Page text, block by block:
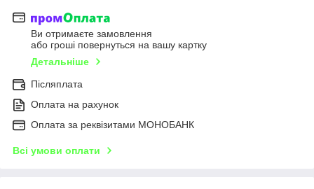
Ви отримаєте замовлення
або гроші повернуться на вашу картку
Детальніше
Післяплата
Оплата на рахунок
Оплата за реквізитами МОНОБАНК
Всі умови оплати